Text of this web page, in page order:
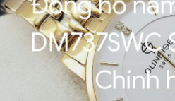
DM737SWC
Chính